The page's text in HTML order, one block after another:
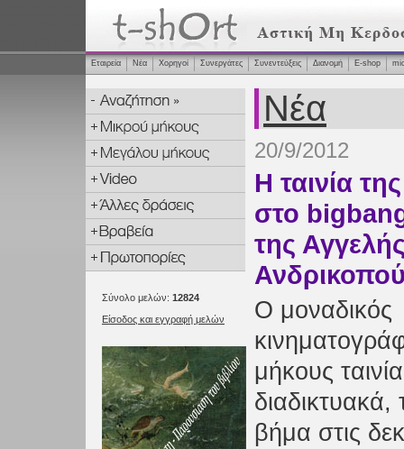
Εταιρεία Νέα Χορηγοί Συνεργάτες Συνεντεύξεις Διανομή Ε-shop
Σύνολο μελών: 12824
Είσοδος και εγγραφή μελών
Νέα
20/9/2012
Η ταινία
στο
της
Ο μοναδικός
μήκους
διαδικτυακά,
βήμα στις